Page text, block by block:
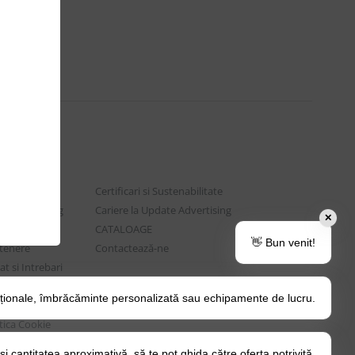
Advertising
si Intrebari
Tips&Tricks
Cookie
Certificari si Sustenabilitate
Cariere la Update Advertising
CATALOAGE
Contactează-ne
✕
👋 Bun venit!
îmbrăcăminte personalizată sau echipamente de lucru.